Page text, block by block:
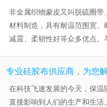
非金属织物蒙皮又叫脱硫圈
材料制造，具有耐温范围宽
减震、柔韧性好等众多优点
及金属件难以避免的位偏移。
类及特点： 一种是硅胶蒙皮
专业硅胶布供应商，为您
在科技飞速发展的今天，保
直接影响到人们的生产和生